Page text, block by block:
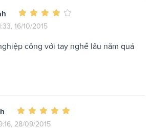
16/10/2015
công với tay nghề lâu năm quá
28/09/2015